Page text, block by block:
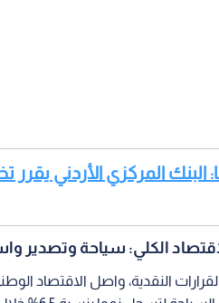
الكلي: سياحة وتصدير
النقدية، واصل الاقتصاد